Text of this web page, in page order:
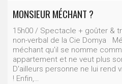
MONSIEUR MÉCHANT ?
15h00 / Spectacle + goûter &
non-verbal de la Cie Domya
méchant qu'il se nomme
appartement et ne veut plus
D'ailleurs personne ne lui rend
! Enfin,…